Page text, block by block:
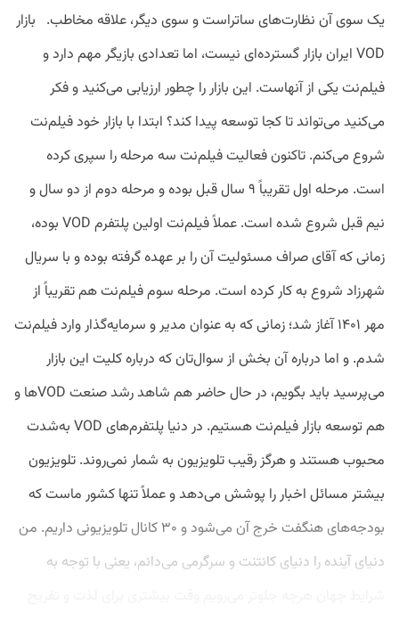
یک سوی آن نظارت‌های ساتراست و سوی دیگر، علاقه مخاطب. بازار
VOD ایران بازار گسترده‌ای نیست، اما تعدادی بازیگر مهم دارد و
فیلم‌نت یکی از آنهاست. این بازار را چطور ارزیابی می‌کنید و فکر
می‌کنید می‌تواند تا کجا توسعه پیدا کند؟ ابتدا با بازار خود فیلم‌نت
شروع می‌کنم. تاکنون فعالیت فیلم‌‌نت سه مرحله را سپری کرده
است. مرحله اول تقریباً ۹ سال قبل بوده و مرحله دوم از دو سال و
نیم قبل شروع شده است. عملاً فیلم‌نت اولین پلتفرم VOD بوده،
زمانی که آقای صراف مسئولیت آن را بر عهده گرفته بوده و با سریال
شهرزاد شروع به کار کرده است. مرحله سوم فیلم‌نت هم تقریباً از
مهر ۱۴۰۱ آغاز شد؛ زمانی که به عنوان مدیر و سرمایه‌گذار وارد فیلم‌نت
شدم. و اما درباره آن بخش از سوال‌تان که درباره کلیت این بازار
می‌پرسید باید بگویم، در حال حاضر هم شاهد رشد صنعت VODها و
هم توسعه بازار فیلم‌نت هستیم. در دنیا پلتفرم‌های VOD به‌شدت
محبوب هستند و هرگز رقیب تلویزیون‌ به شمار نمی‌روند. تلویزیون
بیشتر مسائل اخبار را پوشش می‌دهد و عملاً تنها کشور ماست که
بودجه‌های هنگفت خرج آن می‌شود و ۳۰ کانال تلویزیونی داریم. من
دنیای آینده را دنیای کانتنت و سرگرمی می‌دانم، یعنی با توجه به